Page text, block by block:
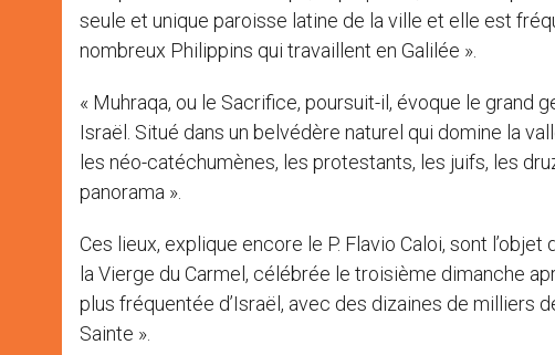
seule et unique paroisse latine de la ville et elle est
nombreux Philippins qui travaillent en Galilée ».
« Muhraqa, ou le Sacrifice, poursuit-il, évoque le grand
Israël. Situé dans un belvédère naturel qui domine la
les néo-catéchumènes, les protestants, les juifs, les
panorama ».
Ces lieux, explique encore le P. Flavio Caloi, sont
la Vierge du Carmel, célébrée le troisième dimanche
plus fréquentée d’Israël, avec des dizaines de milliers
Sainte ».